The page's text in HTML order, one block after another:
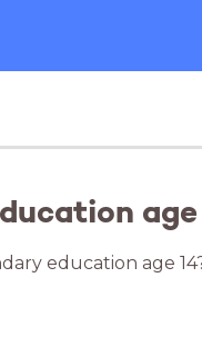
education age